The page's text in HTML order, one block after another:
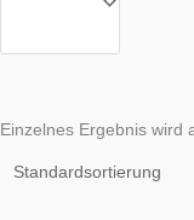
Einzelnes Ergebnis wird